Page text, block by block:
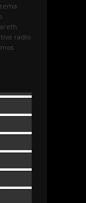
radio